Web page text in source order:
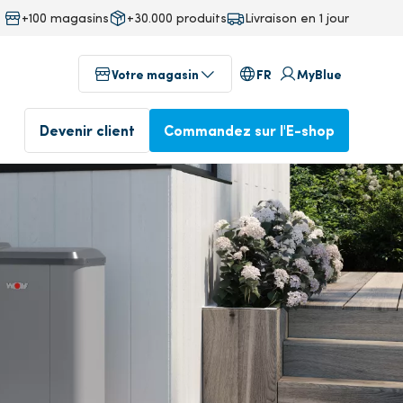
+100 magasins +30.000 produits Livraison en 1 jour
Votre magasin FR MyBlue
Commandé avant 17 heures,
livré le lendemain
Commander dans l'E-
shop
Profitez dès aujourd'hui de
notre service professionnel
Devenez client
Magasins dans votre région
Devenir client Commandez sur l'E-shop